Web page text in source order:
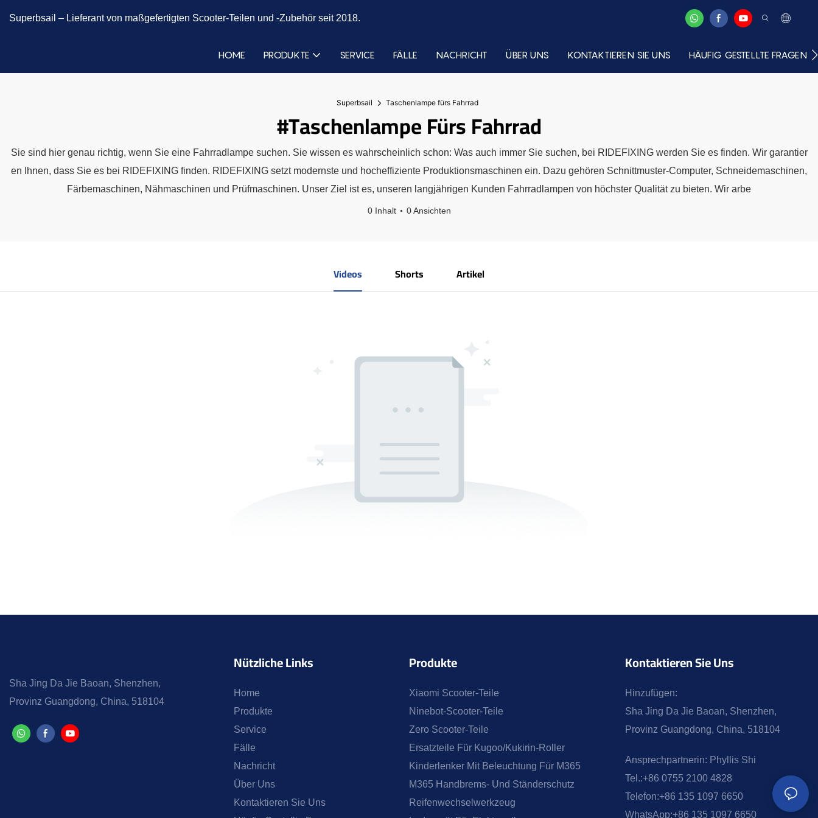
Superbsail – Lieferant von maßgefertigten Scooter-Teilen und -Zubehör seit 2018.
HOME PRODUKTE SERVICE FÄLLE NACHRICHT ÜBER UNS KONTAKTIEREN SIE UNS HÄUFIG GESTELLTE FRAGEN
Superbsail Taschenlampe fürs Fahrrad
#Taschenlampe Fürs Fahrrad
Sie sind hier genau richtig, wenn Sie eine Fahrradlampe suchen. Sie wissen es wahrscheinlich schon: Was auch immer Sie suchen, bei RIDEFIXING werden Sie es finden. Wir garantier
en Ihnen, dass Sie es bei RIDEFIXING finden. RIDEFIXING setzt modernste und hocheffiziente Produktionsmaschinen ein. Dazu gehören Schnittmuster-Computer, Schneidemaschinen,
Färbemaschinen, Nähmaschinen und Prüfmaschinen. Unser Ziel ist es, unseren langjährigen Kunden Fahrradlampen von höchster Qualität zu bieten. Wir arbe
0 Inhalt 0 Ansichten
Videos Shorts Artikel
Sha Jing Da Jie Baoan, Shenzhen,
Provinz Guangdong, China, 518104
Nützliche Links
Home
Produkte
Service
Fälle
Nachricht
Über Uns
Kontaktieren Sie Uns
Produkte
Xiaomi Scooter-Teile
Ninebot-Scooter-Teile
Zero Scooter-Teile
Ersatzteile Für Kugoo/Kukirin-Roller
Kinderlenker Mit Beleuchtung Für M365
M365 Handbrems- Und Ständerschutz
Reifenwechselwerkzeug
Kontaktieren Sie Uns
Hinzufügen:
Sha Jing Da Jie Baoan, Shenzhen,
Provinz Guangdong, China, 518104
Ansprechpartnerin: Phyllis Shi
Tel.:+86 0755 2100 4828
Telefon:+86 135 1097 6650
WhatsApp:+86 135 1097 6650